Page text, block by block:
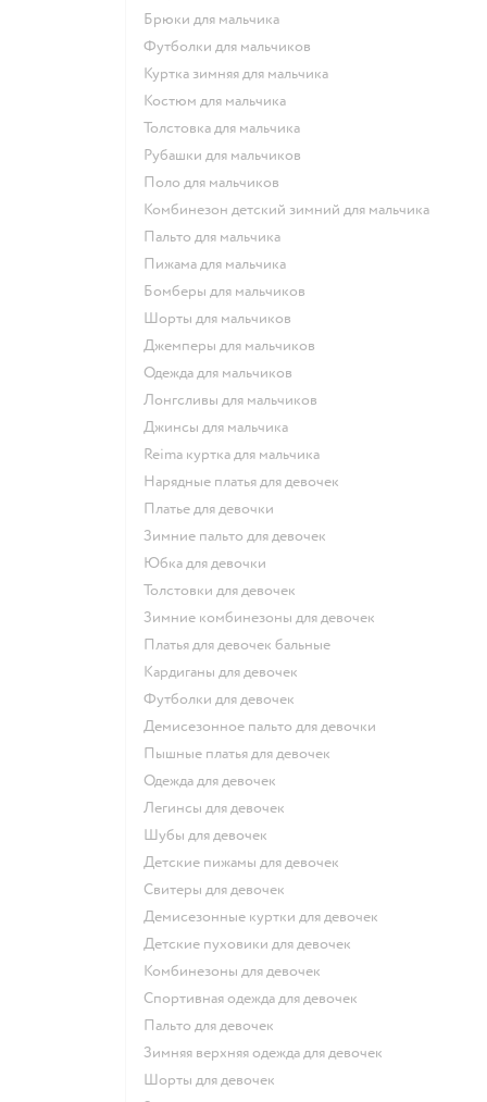
Брюки для мальчика
Футболки для мальчиков
Куртка зимняя для мальчика
Костюм для мальчика
Толстовка для мальчика
Рубашки для мальчиков
Поло для мальчиков
Комбинезон детский зимний для мальчика
Пальто для мальчика
Пижама для мальчика
Бомберы для мальчиков
Шорты для мальчиков
Джемперы для мальчиков
Одежда для мальчиков
Лонгсливы для мальчиков
Джинсы для мальчика
Reima куртка для мальчика
Нарядные платья для девочек
Платье для девочки
Зимние пальто для девочек
Юбка для девочки
Толстовки для девочек
Зимние комбинезоны для девочек
Платья для девочек бальные
Кардиганы для девочек
Футболки для девочек
Демисезонное пальто для девочки
Пышные платья для девочек
Одежда для девочек
Легинсы для девочек
Шубы для девочек
Детские пижамы для девочек
Свитеры для девочек
Демисезонные куртки для девочек
Детские пуховики для девочек
Комбинезоны для девочек
Спортивная одежда для девочек
Пальто для девочек
Зимняя верхняя одежда для девочек
Шорты для девочек